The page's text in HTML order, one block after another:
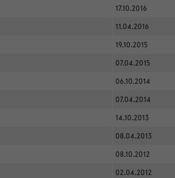
17.10.2016
11.04.2016
19.10.2015
07.04.2015
06.10.2014
07.04.2014
14.10.2013
08.04.2013
08.10.2012
02.04.2012